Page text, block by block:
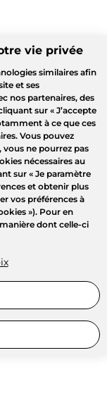
vie privée
similaires afin
et ses
nos partenaires, des
sur « J’accepte
à ce que ces
Vous pouvez
vous ne pourrez pas
nécessaires au
sur « Je paramètre
et obtenir plus
vos préférences à
»). Pour en
dont celle-ci